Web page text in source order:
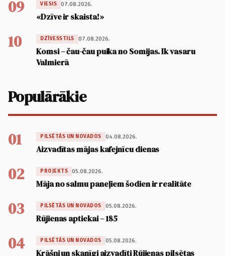
09 VIESIS 07.08.2026.
«Dzīve ir skaista!»
10 DZĪVESSTILS 07.08.2026.
Komsi – čau-čau puika no Somijas. Ik vasaru
Valmierā
Populārākie
01 PILSĒTĀS UN NOVADOS 04.08.2026.
Aizvadītas mājas kafejnīcu dienas
02 PROJEKTS 05.08.2026.
Māja no salmu paneļiem šodien ir realitāte
03 PILSĒTĀS UN NOVADOS 05.08.2026.
Rūjienas aptiekai – 185
04 PILSĒTĀS UN NOVADOS 05.08.2026.
Krāšņi un skanīgi aizvadīti Rūjienas pilsētas